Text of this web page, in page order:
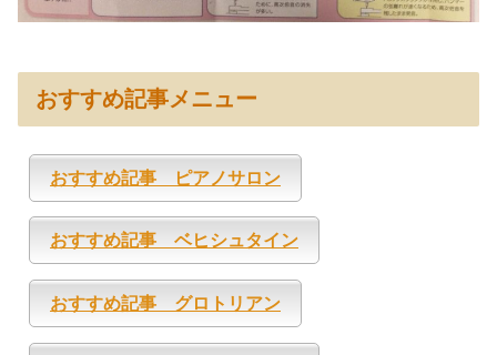
おすすめ記事メニュー
おすすめ記事 ピアノサロン
おすすめ記事 ベヒシュタイン
おすすめ記事 グロトリアン